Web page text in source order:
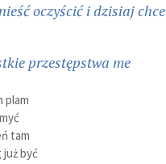
oczyścić i dzisiaj chce
przestępstwa me
plam
tam
już być